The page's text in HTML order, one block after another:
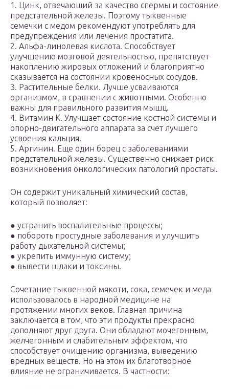
1. Цинк, отвечающий за качество спермы и состояние
предстательной железы. Поэтому тыквенные
семечки с медом рекомендуют употреблять для
предупреждения или лечения простатита.
2. Альфа-линолевая кислота. Способствует
улучшению мозговой деятельностью, препятствует
накоплению жировых отложений и благоприятно
сказывается на состоянии кровеносных сосудов.
3. Растительные белки. Лучше усваиваются
организмом, в сравнении с животными. Особенно
важны для правильного развития мышц.
4. Витамин К. Улучшает состояние костной системы и
опорно-двигательного аппарата за счет лучшего
усвоения кальция.
5. Аргинин. Еще один борец с заболеваниями
предстательной железы. Существенно снижает риск
возникновения онкологических патологий простаты.
Он содержит уникальный химический состав,
который позволяет:
● устранить воспалительные процессы;
● побороть простудные заболевания и улучшить
работу дыхательной системы;
● укрепить иммунную систему;
● вывести шлаки и токсины.
Сочетание тыквенной мякоти, сока, семечек и меда
использовалось в народной медицине на
протяжении многих веков. Главная причина
заключается в том, что эти продукты прекрасно
дополняют друг друга. Они обладают мочегонным,
желчегонным и слабительным эффектом, что
способствует очищению организма, выведению
вредных веществ. Но на этом их благотворное
влияние не ограничивается. В частности: